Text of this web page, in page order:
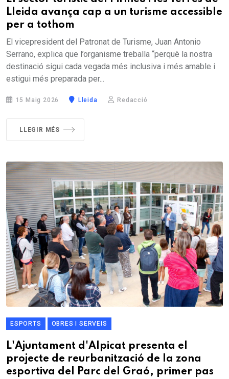
Lleida avança cap a un turisme accessible
per a tothom
El vicepresident del Patronat de Turisme, Juan Antonio
Serrano, explica que l’organisme treballa “perquè la nostra
destinació sigui cada vegada més inclusiva i més amable i
estigui més preparada per...
15 Maig 2026 Lleida Redacció
LLEGIR MÉS
ESPORTS OBRES I SERVEIS
L'Ajuntament d'Alpicat presenta el
projecte de reurbanització de la zona
esportiva del Parc del Graó, primer pas